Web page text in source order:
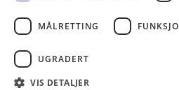
MÅLRETTING
UGRADERT
VIS DETALJER